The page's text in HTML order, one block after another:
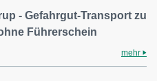
- Gefahrgut-Transport zu
Führerschein
mehr